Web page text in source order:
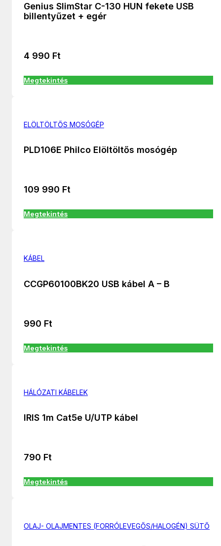
Genius SlimStar C-130 HUN fekete USB
billentyűzet + egér
4 990 Ft
Megtekintés
ELÖLTÖLTŐS MOSÓGÉP
PLD106E Philco Elöltöltős mosógép
109 990 Ft
Megtekintés
KÁBEL
CCGP60100BK20 USB kábel A – B
990 Ft
Megtekintés
HÁLÓZATI KÁBELEK
IRIS 1m Cat5e U/UTP kábel
790 Ft
Megtekintés
OLAJ- OLAJMENTES (FORRÓLEVEGŐS/HALOGÉN) SÜTŐ